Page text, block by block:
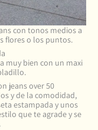
con tonos medios a
flores o los puntos.
muy bien con un maxi
y de la comodidad,
estampada y unos
que te agrade y se